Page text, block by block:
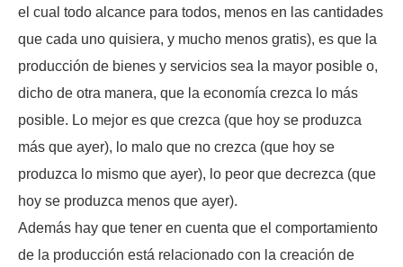
el cual todo alcance para todos, menos en las cantidades
que cada uno quisiera, y mucho menos gratis), es que la
producción de bienes y servicios sea la mayor posible o,
dicho de otra manera, que la economía crezca lo más
posible. Lo mejor es que crezca (que hoy se produzca
más que ayer), lo malo que no crezca (que hoy se
produzca lo mismo que ayer), lo peor que decrezca (que
hoy se produzca menos que ayer).
Además hay que tener en cuenta que el comportamiento
de la producción está relacionado con la creación de